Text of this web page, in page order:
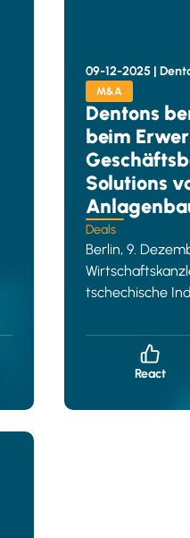
09-12-2025 |
M&A
Dentons
beim
Solutions
Deals
Berlin, 9.
tschechische
Solutions von de
React